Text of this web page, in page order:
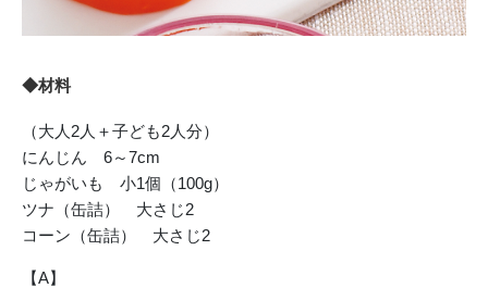
◆材料
（大人2人＋子ども2人分）
にんじん 6～7cm
じゃがいも 小1個（100g）
ツナ（缶詰） 大さじ2
コーン（缶詰） 大さじ2
【A】